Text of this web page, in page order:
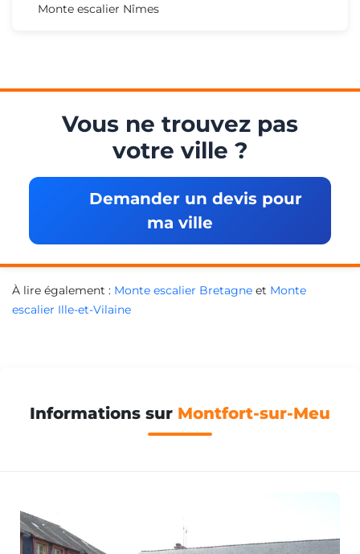
Monte escalier Nîmes
Vous ne trouvez pas
votre ville ?
Demander un devis pour
ma ville
À lire également : Monte escalier Bretagne et Monte
escalier Ille-et-Vilaine
Informations sur Montfort-sur-Meu